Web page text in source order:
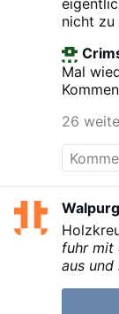
nicht zu
Mal
Greta.
26
fuhr mit
aus und